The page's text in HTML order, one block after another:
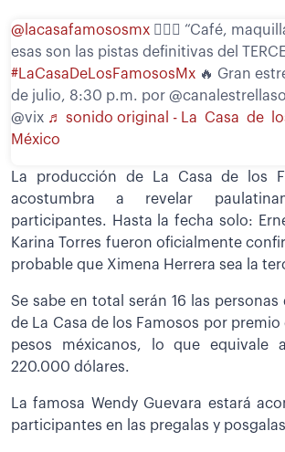
@lacasafamososmx 🕵️‍♀️✨ “Café,
esas son las pistas definitivas del
#LaCasaDeLosFamososMx 🔥 Gran
de julio, 8:30 p.m. por
@vix ♬ sonido original - La Casa de
México
La producción de La Casa de los
acostumbra a revelar
participantes. Hasta la fecha solo:
Karina Torres fueron oficialmente
probable que Ximena Herrera sea la
Se sabe en total serán 16 las
de La Casa de los Famosos por
pesos méxicanos, lo que equivale
220.000 dólares.
La famosa Wendy Guevara estará
participantes en las pregalas y